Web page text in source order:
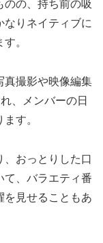
のの、持ち前の吸
なりネイティブに
。
真撮影や映像編集
、メンバーの日
す​。
、おっとりした口
て、バラエティ番
を見せることもあ